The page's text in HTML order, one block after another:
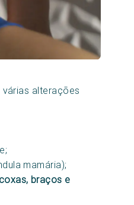
alterações
mamária);
braços e